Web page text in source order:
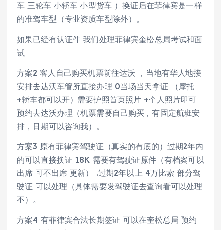
车 三轮车 小轿车 小型货车 ）换证后在菲律宾是一样
的准驾车型（专业资质车型除外）。
如果已经有认证件 我们处理菲律宾奎松总局考试和面
试
方案2 客人自己购买机票前往达沃 ，当地有华人地接
安排去达沃车管所直接办理 0当场当天拿证 （摩托
+轿车都可以开）需要护照首页照片 +个人照片即可
预约去达沃办理（机票需要自己购买，有固定航班安
排，日期可以咨询我）。
方案3 原有菲律宾驾驶证（真实的有底的）过期2年内
的可以直接换证 18K 需要有驾驶证原件（有档案可以
出席 可不出席 更新） .过期2年以上 4万比索 部分驾
驶证 可以处理（具体需要发驾驶证去查询看可以处理
不）。
方案4 有菲律宾合法长期签证 可以在奎松总局 预约